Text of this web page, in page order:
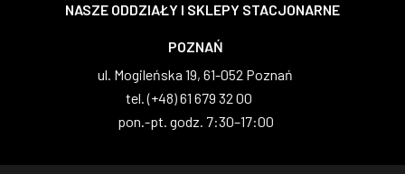
NASZE ODDZIAŁY I SKLEPY STACJONARNE
WARSZAWA
al. Wilanowska 83, 02-765 Warszawa
tel. (+48) 22 629 07 69
pon.-pt. godz. 8:00–17:00